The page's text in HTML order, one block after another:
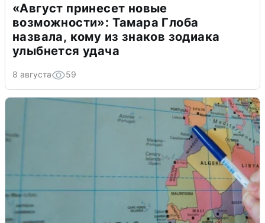
«Август принесет новые
возможности»: Тамара Глоба
назвала, кому из знаков зодиака
улыбнется удача
8 августа 59